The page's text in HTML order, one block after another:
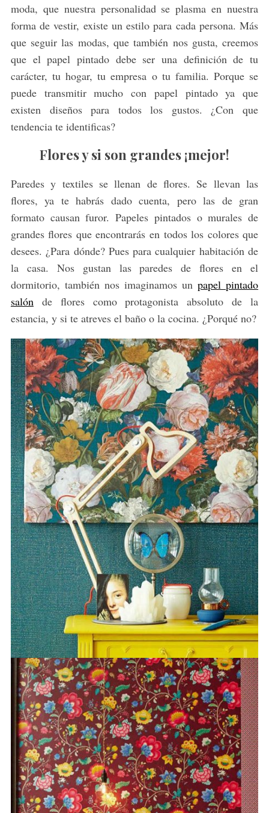
moda, que nuestra personalidad se plasma en nuestra
forma de vestir, existe un estilo para cada persona. Más
que seguir las modas, que también nos gusta, creemos
que el papel pintado debe ser una definición de tu
carácter, tu hogar, tu empresa o tu familia. Porque se
puede transmitir mucho con papel pintado ya que
existen diseños para todos los gustos. ¿Con que
tendencia te identificas?
Flores y si son grandes ¡mejor!
Paredes y textiles se llenan de flores. Se llevan las
flores, ya te habrás dado cuenta, pero las de gran
formato causan furor. Papeles pintados o murales de
grandes flores que encontrarás en todos los colores que
desees. ¿Para dónde? Pues para cualquier habitación de
la casa. Nos gustan las paredes de flores en el
dormitorio, también nos imaginamos unpapel pintado
salón de flores como protagonista absoluto de la
estancia, y si te atreves el baño o la cocina. ¿Porqué no?